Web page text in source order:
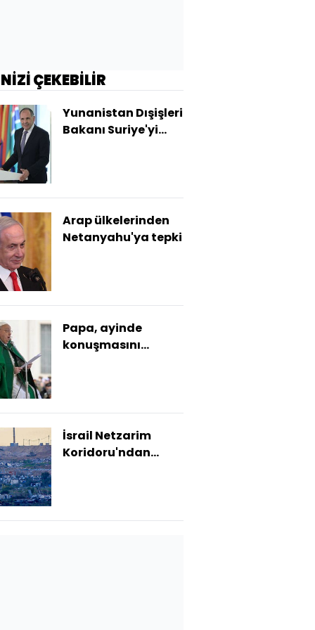
ÇEKEBİLİR
Yunanistan Dışişleri
Bakanı Suriye'yi
Arap ülkelerinden
Netanyahu'ya tepki
Papa, ayinde
konuşmasını
İsrail Netzarim
Koridoru'ndan